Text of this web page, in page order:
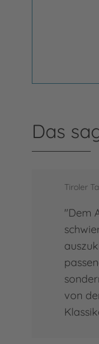
Das
Tiroler
"Dem
von